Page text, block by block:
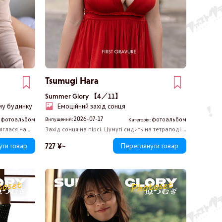
будинку
фотоальбом
на
Її
м’які
погляд
товар
Tsumugi Hara
Summer Glory 【4／11】
Емоційний захід сонця
Випущений:2026-07-17 Категорія: фотоальбом
Захід сонця на пірсі. Цумугі сидить на тетраподі у
своїй червоній сукні-камізолі, віддаючись
морському бризу. Поділ її сукні несподівано
колишеться, то відкриваючи, то приховуючи її
727 ¥~ Переглянути товар